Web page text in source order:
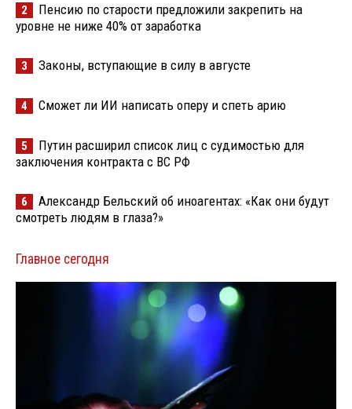
2
Пенсию по старости предложили закрепить на
уровне не ниже 40% от заработка
3 Законы, вступающие в силу в августе
4 Сможет ли ИИ написать оперу и спеть арию
5
Путин расширил список лиц с судимостью для
заключения контракта с ВС РФ
6
Александр Бельский об иноагентах: «Как они будут
смотреть людям в глаза?»
Главное сегодня